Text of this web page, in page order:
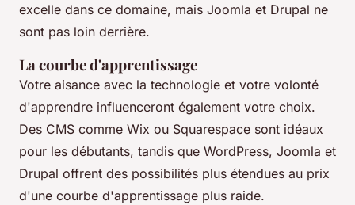
excelle dans ce domaine, mais Joomla et Drupal ne
sont pas loin derrière.
La courbe d'apprentissage
Votre aisance avec la technologie et votre volonté
d'apprendre influenceront également votre choix.
Des CMS comme Wix ou Squarespace sont idéaux
pour les débutants, tandis que WordPress, Joomla et
Drupal offrent des possibilités plus étendues au prix
d'une courbe d'apprentissage plus raide.